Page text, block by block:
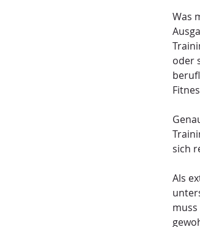
Was
oder
sich
Als